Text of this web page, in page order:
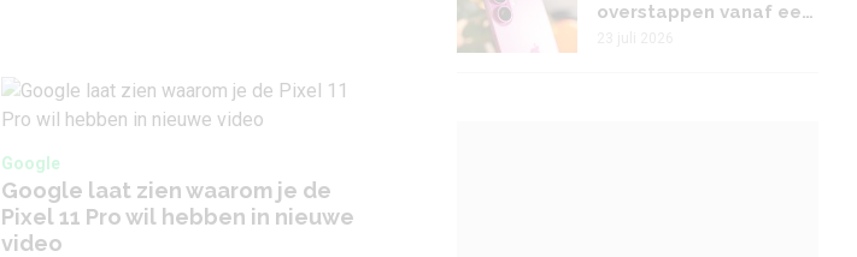
Google
Google laat zien waarom je de
Pixel 11 Pro wil hebben in nieuwe
video
overstappen vanaf een